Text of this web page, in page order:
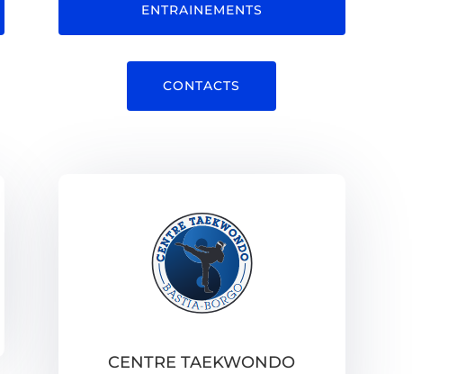
ENTRAINEMENTS
CONTACTS
CENTRE TAEKWONDO